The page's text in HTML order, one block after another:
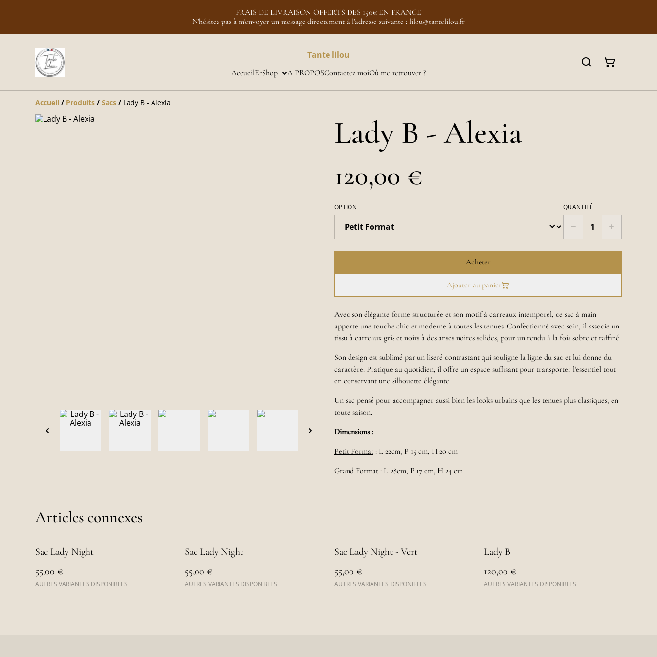
FRAIS DE LIVRAISON OFFERTS DES 150€ EN FRANCE
N'hésitez pas à m'envoyer un message directement à l'adresse suivante : lilou@tantelilou.fr
Tante lilou
AccueilE-Shop A PROPOSContactez moiOù me retrouver ?
Accueil / Produits / Sacs / Lady B - Alexia
Lady B - Alexia
120,00 €
OPTION QUANTITÉ
Acheter
Ajouter au panier
Avec son élégante forme structurée et son motif à carreaux intemporel, ce sac à main
apporte une touche chic et moderne à toutes les tenues. Confectionné avec soin, il associe un
tissu à carreaux gris et noirs à des anses noires solides, pour un rendu à la fois sobre et raffiné.
Son design est sublimé par un liseré contrastant qui souligne la ligne du sac et lui donne du
caractère. Pratique au quotidien, il offre un espace suffisant pour transporter l’essentiel tout
en conservant une silhouette élégante.
Un sac pensé pour accompagner aussi bien les looks urbains que les tenues plus classiques, en
toute saison.
Dimensions :
Petit Format : L 22cm, P 15 cm, H 20 cm
Grand Format : L 28cm, P 17 cm, H 24 cm
Articles connexes
Sac Lady Night
55,00 €
AUTRES VARIANTES DISPONIBLES
Sac Lady Night
55,00 €
AUTRES VARIANTES DISPONIBLES
Sac Lady Night - Vert
55,00 €
AUTRES VARIANTES DISPONIBLES
Lady B
120,00 €
AUTRES VARIANTES DISPONIBLES